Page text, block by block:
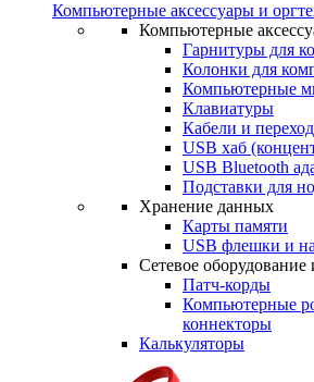
Компьютерные аксессуары и
Компьютерные
Гарнитуры для
Колонки для
Компьютерные
Клавиатуры
Кабели и
USB хаб
USB Bluetooth
Подставки для
Хранение данных
Карты памяти
USB флешки и
Сетевое оборудование
Патч-корды
Компьютерные
коннекторы
Калькуляторы